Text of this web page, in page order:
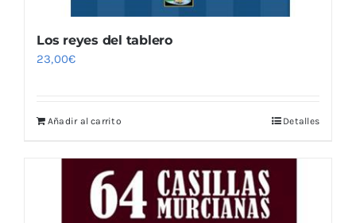
Los reyes del tablero
23,00€
Añadir al carrito Detalles